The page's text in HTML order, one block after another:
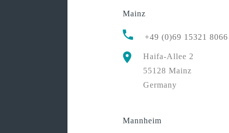
Mainz
+49 (0)69 15321 8066
Haifa-Allee 2
55128 Mainz
Germany
Mannheim